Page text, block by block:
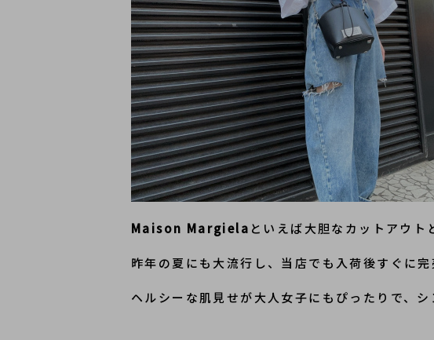
Maison Margiela といえば大胆なカットアウト
昨年の夏にも大流行し、当店でも入荷後すぐに
ヘルシーな肌見せが大人女子にもぴったりで、